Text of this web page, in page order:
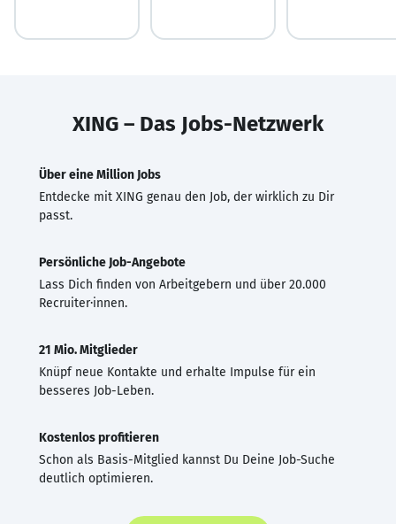
XING – Das Jobs-Netzwerk
Über eine Million Jobs
Entdecke mit XING genau den Job, der wirklich zu Dir
passt.
Persönliche Job-Angebote
Lass Dich finden von Arbeitgebern und über 20.000
Recruiter·innen.
21 Mio. Mitglieder
Knüpf neue Kontakte und erhalte Impulse für ein
besseres Job-Leben.
Kostenlos profitieren
Schon als Basis-Mitglied kannst Du Deine Job-Suche
deutlich optimieren.